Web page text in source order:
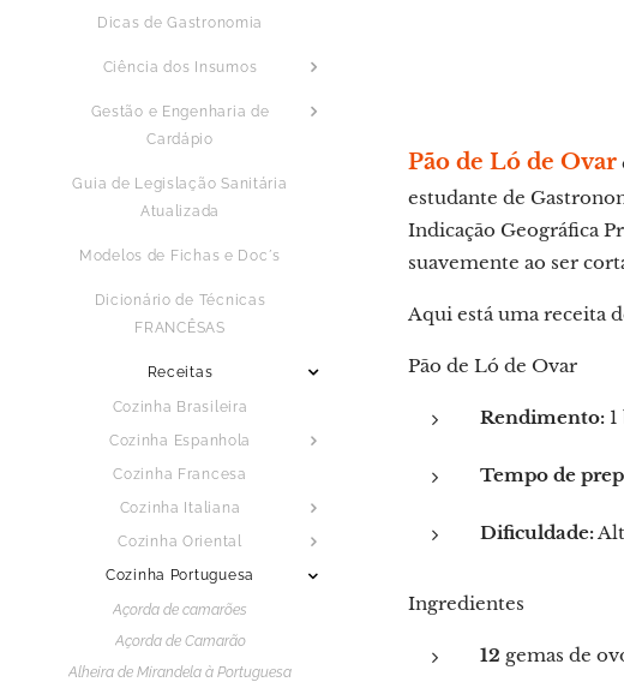
Dicas de Gastronomia
Ciência dos Insumos
Gestão e Engenharia de
Cardápio
Guia de Legislação Sanitária
Atualizada
Modelos de Fichas e Doc´s
Dicionário de Técnicas
FRANCÊSAS
Receitas
Cozinha Brasileira
Cozinha Espanhola
Cozinha Francesa
Cozinha Italiana
Cozinha Oriental
Cozinha Portuguesa
Açorda de camarões
Açorda de Camarão
Alheira de Mirandela à Portuguesa
Pão de Ló de Ovar
estudante de
Indicação Geográfica
suavemente ao ser
Aqui está uma receita
Pão de Ló de Ovar
Rendimento:
Tempo de
Dificuldade:
Ingredientes
12 gemas de